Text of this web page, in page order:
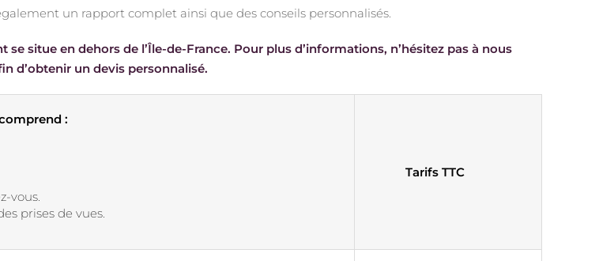
un rapport complet ainsi que des conseils personnalisés.
situe en dehors de l’Île-de-France. Pour plus d’informations, n’hésitez pas à nous
d’obtenir un devis personnalisé.
:
vous.
prises de vues.
Tarifs TTC